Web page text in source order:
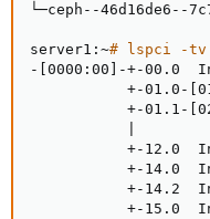
└─ceph--46d16de6--
server1:~# lspci -tv
-
0000:00
-+-00.0
           +-01.0-
           +-01.1-
+-12.0
+-14.0
+-14.2
+-15.0